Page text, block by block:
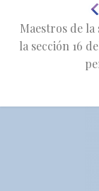
Maestros de
la sección 16